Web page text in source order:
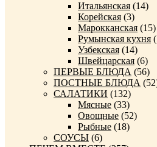
Итальянская (14)
Корейская (3)
Марокканская (15)
Румынская кухня
Узбекская (14)
Швейцарская (6)
ПЕРВЫЕ БЛЮДА (56)
ПОСТНЫЕ БЛЮДА
САЛАТИКИ (132)
Мясные (33)
Овощные (52)
Рыбные (18)
СОУСЫ (6)